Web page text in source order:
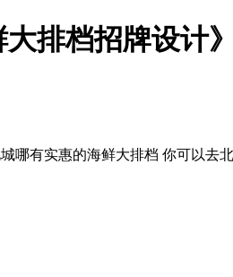
排档招牌设计
哪有实惠的海鲜大排档 你可以去